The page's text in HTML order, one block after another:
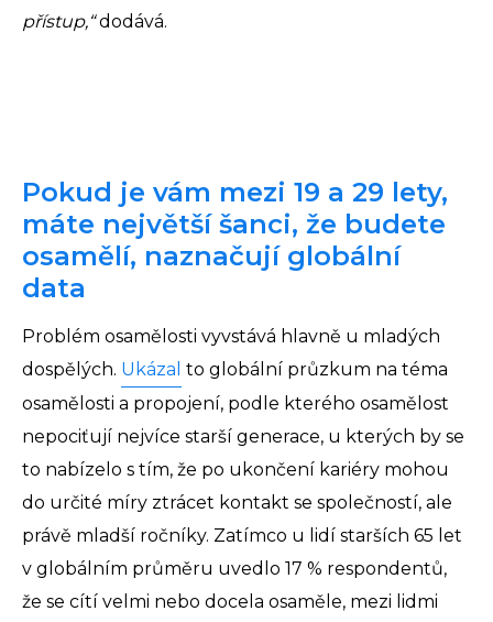
přístup,“dodává.
Pokud je vám mezi 19 a 29 lety,
máte největší šanci, že budete
osamělí, naznačují globální
data
Problém osamělosti vyvstává hlavně u mladých
dospělých. Ukázal to globální průzkum na téma
osamělosti a propojení, podle kterého osamělost
nepociťují nejvíce starší generace, u kterých by se
to nabízelo s tím, že po ukončení kariéry mohou
do určité míry ztrácet kontakt se společností, ale
právě mladší ročníky. Zatímco u lidí starších 65 let
v globálním průměru uvedlo 17 % respondentů,
že se cítí velmi nebo docela osaměle, mezi lidmi